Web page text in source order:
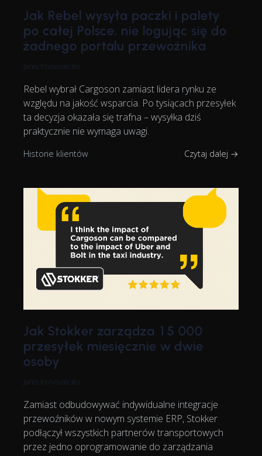
Jak Rebel wysyła paczki i palety
po całej Polsce, nie logując się do
żadnego portalu przewoźnika
Janis Konovalciks
Rebel wybrał Cargoson zamiast lidera rynku ze
względu na jakość wsparcia. Po tysiącach przesyłek
ta decyzja okazała się trafna – wysyłka dziś
praktycznie nie wymaga uwagi.
Historie klientów Czytaj dalej →
Jak Stokker zarządza 15 000
przesyłek miesięcznie w dwie
osoby
Janis Konovalciks
Zamiast odbudowywać indywidualne integracje
przewoźników w nowym systemie ERP, Stokker
podłączył wszystkich partnerów transportowych
przez jedno oprogramowanie do zarządzania